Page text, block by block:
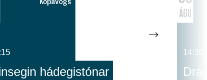
hádegistónar
ÁGÚ
14:30